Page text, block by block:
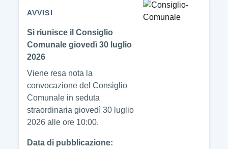
AVVISI
Si riunisce il Consiglio
Comunale giovedì 30 luglio
2026
Viene resa nota la
convocazione del Consiglio
Comunale in seduta
straordinaria giovedì 30 luglio
2026 alle ore 10:00.
Data di pubblicazione: